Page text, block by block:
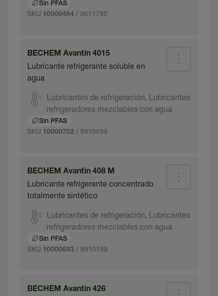
Sin PFAS
SKU 10000484 / 9611792
BECHEM Avantin 4015
Lubricante refrigerante soluble en
agua
Lubricantes de refrigeración, Lubricantes
refrigeradores mezclables con agua
Sin PFAS
SKU 10000702 / 9910699
BECHEM Avantin 408 M
Lubricante refrigerante concentrado
totalmente sintético
Lubricantes de refrigeración, Lubricantes
refrigeradores mezclables con agua
Sin PFAS
SKU 10000693 / 9910199
BECHEM Avantin 426